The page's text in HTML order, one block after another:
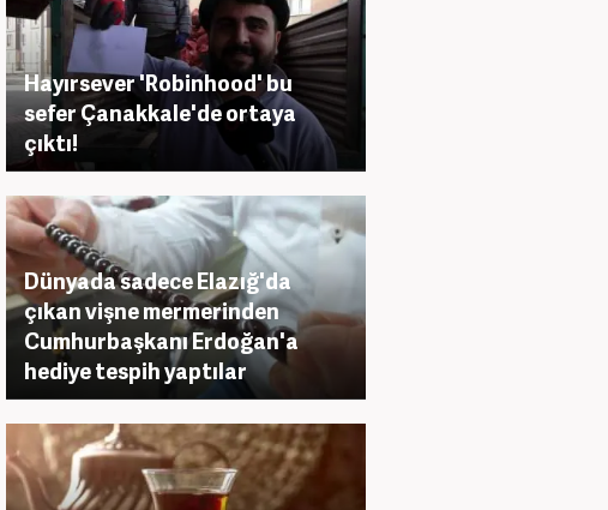
Hayırsever 'Robinhood' bu
sefer Çanakkale'de ortaya
çıktı!
Dünyada sadece Elazığ'da
çıkan vişne mermerinden
Cumhurbaşkanı Erdoğan'a
hediye tespih yaptılar